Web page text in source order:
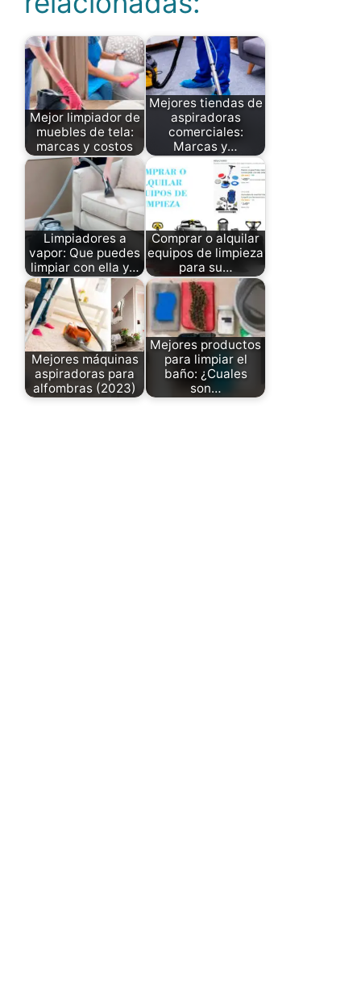
Mejor limpiador de
muebles de tela:
marcas y costos
Mejores tiendas de
aspiradoras
comerciales:
Marcas y…
Limpiadores a
vapor: Que puedes
limpiar con ella y…
Comprar o alquilar
equipos de limpieza
para su…
Mejores máquinas
aspiradoras para
alfombras (2023)
Mejores productos
para limpiar el
baño: ¿Cuales
son…